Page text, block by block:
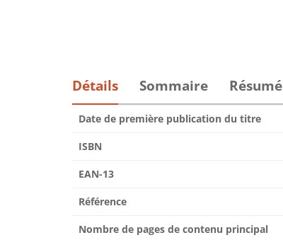
Détails Sommaire Résumé
Date de première publication du titre
ISBN
EAN-13
Référence
Nombre de pages de contenu principal